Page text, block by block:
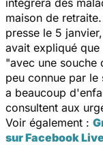
maison de
presse le 5
avait expliqué
"avec une souche
peu connue par le
a beaucoup
consultent aux
Voir également :
sur Facebook